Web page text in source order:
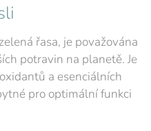
řasa, je považována
potravin na planetě. Je
a esenciálních
pro optimální funkci